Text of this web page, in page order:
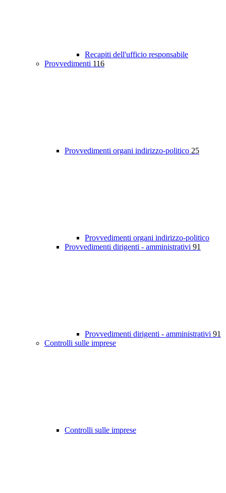
Recapiti dell'ufficio responsabile
Provvedimenti 116
Provvedimenti organi indirizzo-politico 25
Provvedimenti organi indirizzo-politico
Provvedimenti dirigenti - amministrativi 91
Provvedimenti dirigenti - amministrativi 91
Controlli sulle imprese
Controlli sulle imprese